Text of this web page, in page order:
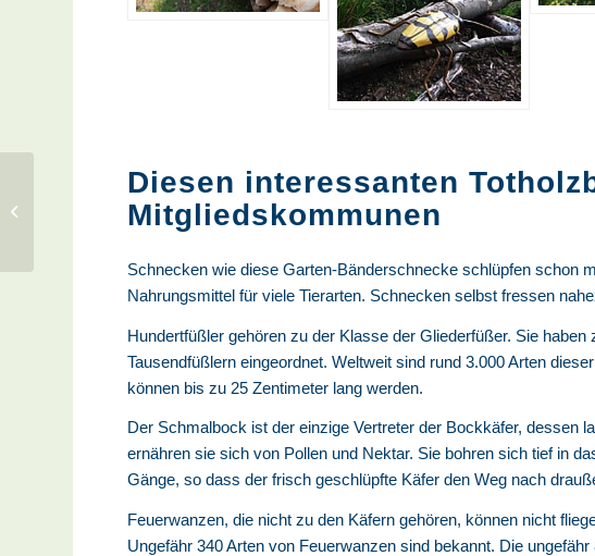
Diesen interessanten
Mitgliedskommunen
Schnecken wie diese Garten-Bänderschnecke schlüpfen schon
Nahrungsmittel für viele Tierarten. Schnecken selbst fressen
Hundertfüßler gehören zu der Klasse der Gliederfüßer. Sie
Tausendfüßlern eingeordnet. Weltweit sind rund 3.000 Arten
können bis zu 25 Zentimeter lang werden.
Der Schmalbock ist der einzige Vertreter der Bockkäfer, dessen
ernähren sie sich von Pollen und Nektar. Sie bohren sich tief in
Gänge, so dass der frisch geschlüpfte Käfer den Weg nach
Feuerwanzen, die nicht zu den Käfern gehören, können nicht
Ungefähr 340 Arten von Feuerwanzen sind bekannt. Die
zwischen Natur und